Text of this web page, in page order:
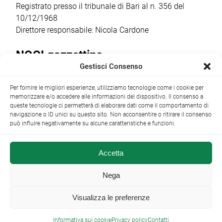
Registrato presso il tribunale di Bari al n. 356 del
10/12/1968
Direttore responsabile: Nicola Cardone
NOCI gazzettino
+39 080 4979274|info@nocigazzettino.it Contatti|
Archivio
NOCI gazzettino.it ©2014 •
Gestisci Consenso
Per fornire le migliori esperienze, utilizziamo tecnologie come i cookie per
memorizzare e/o accedere alle informazioni del dispositivo. Il consenso a
queste tecnologie ci permetterà di elaborare dati come il comportamento di
navigazione o ID unici su questo sito. Non acconsentire o ritirare il consenso
può influire negativamente su alcune caratteristiche e funzioni.
Accetta
Nega
Visualizza le preferenze
Informativa sui cookiePrivacy policyContatti